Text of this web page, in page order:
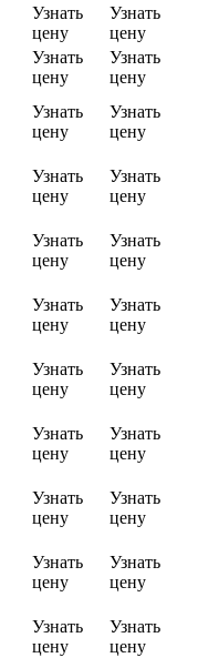
Узнать
цену
Узнать
цену
Узнать
цену
Узнать
цену
Узнать
цену
Узнать
цену
Узнать
цену
Узнать
цену
Узнать
цену
Узнать
цену
Узнать
цену
Узнать
цену
Узнать
цену
Узнать
цену
Узнать
цену
Узнать
цену
Узнать
цену
Узнать
цену
Узнать
цену
Узнать
цену
Узнать
цену
Узнать
цену